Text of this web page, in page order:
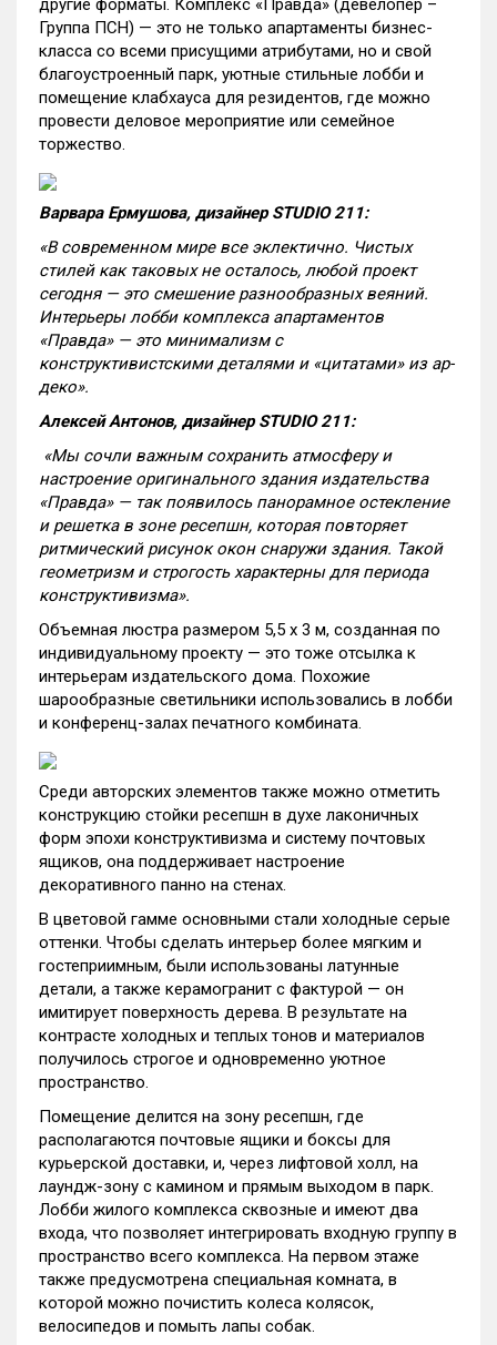
другие форматы. Комплекс «Правда» (девелопер –
Группа ПСН) — это не только апартаменты бизнес-
класса со всеми присущими атрибутами, но и свой
благоустроенный парк, уютные стильные лобби и
помещение клабхауса для резидентов, где можно
провести деловое мероприятие или семейное
торжество.
Варвара Ермушова, дизайнер STUDIO 211:
«В современном мире все эклектично. Чистых
стилей как таковых не осталось, любой проект
сегодня — это смешение разнообразных веяний.
Интерьеры лобби комплекса апартаментов
«Правда» — это минимализм с
конструктивистскими деталями и «цитатами» из ар-
деко».
Алексей Антонов, дизайнер STUDIO 211:
«Мы сочли важным сохранить атмосферу и
настроение оригинального здания издательства
«Правда» — так появилось панорамное остекление
и решетка в зоне ресепшн, которая повторяет
ритмический рисунок окон снаружи здания. Такой
геометризм и строгость характерны для периода
конструктивизма».
Объемная люстра размером 5,5 х 3 м, созданная по
индивидуальному проекту — это тоже отсылка к
интерьерам издательского дома. Похожие
шарообразные светильники использовались в лобби
и конференц-залах печатного комбината.
Среди авторских элементов также можно отметить
конструкцию стойки ресепшн в духе лаконичных
форм эпохи конструктивизма и систему почтовых
ящиков, она поддерживает настроение
декоративного панно на стенах.
В цветовой гамме основными стали холодные серые
оттенки. Чтобы сделать интерьер более мягким и
гостеприимным, были использованы латунные
детали, а также керамогранит с фактурой — он
имитирует поверхность дерева. В результате на
контрасте холодных и теплых тонов и материалов
получилось строгое и одновременно уютное
пространство.
Помещение делится на зону ресепшн, где
располагаются почтовые ящики и боксы для
курьерской доставки, и, через лифтовой холл, на
лаундж-зону с камином и прямым выходом в парк.
Лобби жилого комплекса сквозные и имеют два
входа, что позволяет интегрировать входную группу в
пространство всего комплекса. На первом этаже
также предусмотрена специальная комната, в
которой можно почистить колеса колясок,
велосипедов и помыть лапы собак.